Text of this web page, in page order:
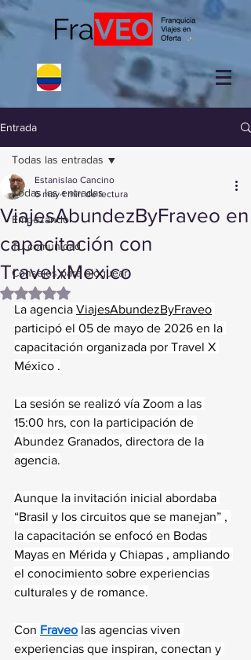
Entrada
Todas las entradas
Empezando
Tu comunidad
Consejos para bloguear
Todas las entradas
ViajesAbundezByFraveo en
capacitación con
TravelxMexico
Estanislao Cancino
6 may 1 min de lectura
Obtuvo NaN de 5 estrellas.
La agencia ViajesAbundezByFraveo
participó el 05 de mayo de 2026 en la
capacitación organizada por Travel X
México .
La sesión se realizó vía Zoom a las
15:00 hrs, con la participación de
Abundez Granados, directora de la
agencia.
Aunque la invitación inicial abordaba
“Brasil y los circuitos que se manejan” ,
la capacitación se enfocó en Bodas
Mayas en Mérida y Chiapas , ampliando
el conocimiento sobre experiencias
culturales y de romance.
Con Fraveo las agencias viven
experiencias que inspiran, conectan y